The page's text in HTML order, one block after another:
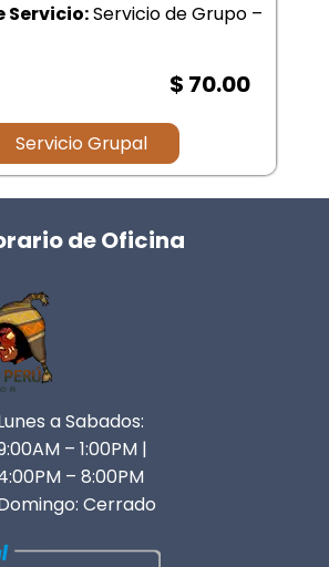
Servicio:Servicio de Grupo –
$ 70.00
Servicio Grupal
de Oficina
a Sabados:
– 1:00PM |
– 8:00PM
Cerrado